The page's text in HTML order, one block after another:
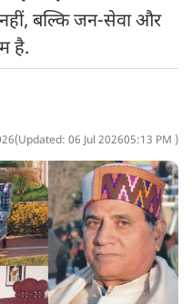
नहीं, बल्कि जन-सेवा और
है.
(Updated: 06 Jul 202605:13 PM )